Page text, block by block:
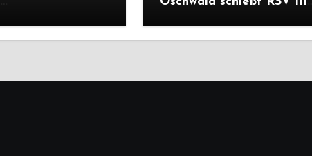
Premiere